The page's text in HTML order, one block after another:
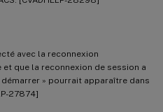
avec la reconnexion
que la reconnexion de session a
démarrer » pourrait apparaître dans
27874]